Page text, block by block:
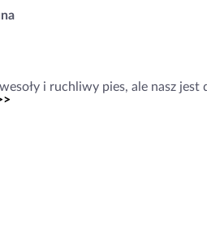
i ruchliwy pies, ale nasz jest